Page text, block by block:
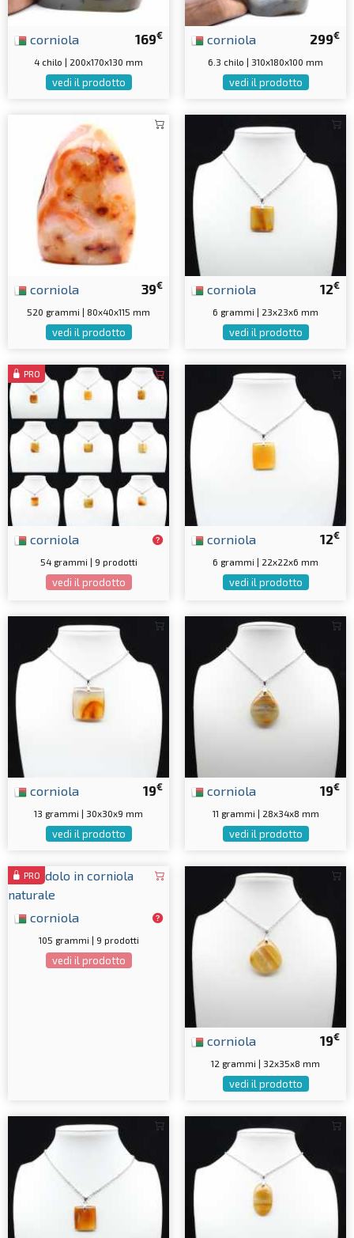
169€
corniola
4 chilo | 200x170x130 mm
vedi il prodotto
299€
corniola
6.3 chilo | 310x180x100 mm
vedi il prodotto
39€
corniola
520 grammi | 80x40x115 mm
vedi il prodotto
12€
corniola
6 grammi | 23x23x6 mm
vedi il prodotto
PRO
corniola
54 grammi | 9 prodotti
vedi il prodotto
12€
corniola
6 grammi | 22x22x6 mm
vedi il prodotto
19€
corniola
13 grammi | 30x30x9 mm
vedi il prodotto
19€
corniola
11 grammi | 28x34x8 mm
vedi il prodotto
PRO
corniola
105 grammi | 9 prodotti
vedi il prodotto
19€
corniola
12 grammi | 32x35x8 mm
vedi il prodotto